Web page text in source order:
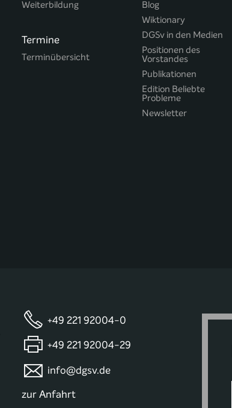
Weiterbildung
Termine
Terminübersicht
Blog
Wiktionary
DGSv in den Medien
Positionen des
Vorstandes
Publikationen
Edition Beliebte
Probleme
Newsletter
+49 221 92004-0
+49 221 92004-29
info@dgsv.de
zur Anfahrt